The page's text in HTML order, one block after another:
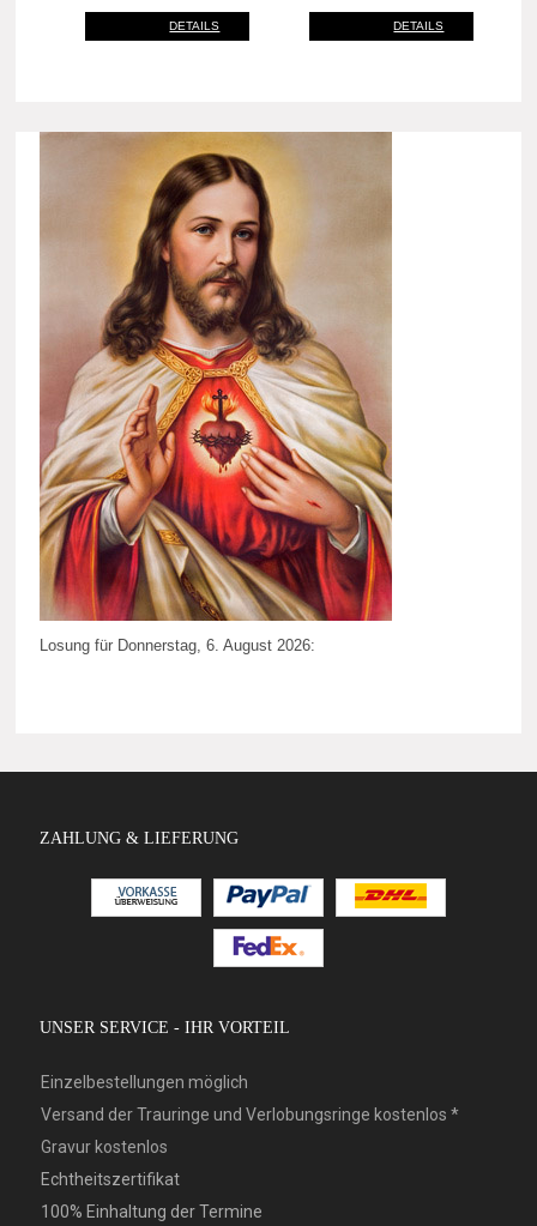
DETAILS DETAILS
Losung für Donnerstag, 6. August 2026:
ZAHLUNG & LIEFERUNG
UNSER SERVICE - IHR VORTEIL
Einzelbestellungen möglich
Versand der Trauringe und Verlobungsringe kostenlos *
Gravur kostenlos
Echtheitszertifikat
100% Einhaltung der Termine